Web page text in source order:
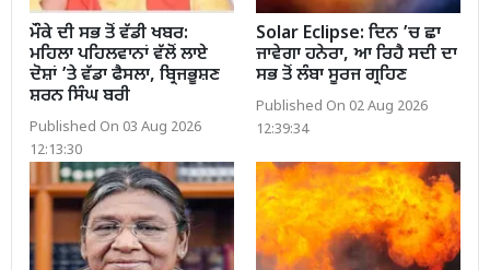
ਮੌਕੇ ਦੀ ਸਭ ਤੋਂ ਵੱਡੀ ਖਬਰ:
ਮਹਿਲਾ ਪਹਿਲਵਾਨਾਂ ਵੱਲੋਂ ਲਾਏ
ਦੋਸ਼ਾਂ ’ਤੇ ਵੱਡਾ ਫੈਸਲਾ, ਬ੍ਰਿਜਭੂਸ਼ਣ
ਸ਼ਰਨ ਸਿੰਘ ਬਰੀ
Published On 03 Aug 2026
12:13:30
Solar Eclipse: ਦਿਨ ’ਚ ਛਾ
ਜਾਵੇਗਾ ਹਨੇਰਾ, ਆ ਰਿਹੈ ਸਦੀ ਦਾ
ਸਭ ਤੋਂ ਲੰਬਾ ਸੂਰਜ ਗ੍ਰਹਿਣ
Published On 02 Aug 2026
12:39:34